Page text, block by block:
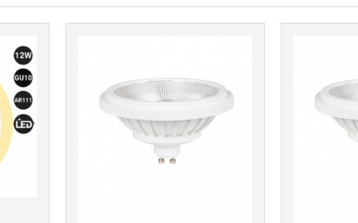
Más info